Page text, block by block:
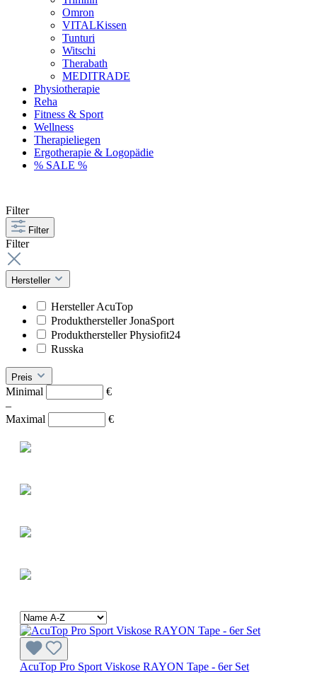
Omron
VITALKissen
Tunturi
Witschi
Therabath
MEDITRADE
Physiotherapie
Reha
Fitness & Sport
Wellness
Therapieliegen
Ergotherapie & Logopädie
% SALE %
Filter
Filter
Filter
Hersteller
Hersteller AcuTop
Produkthersteller JonaSport
Produkthersteller Physiofit24
Russka
Preis
Minimal
€
–
Maximal
€
AcuTop Pro Sport Viskose RAYON Tape - 6er Set